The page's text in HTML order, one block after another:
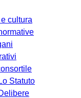
cultura
Lo Statuto